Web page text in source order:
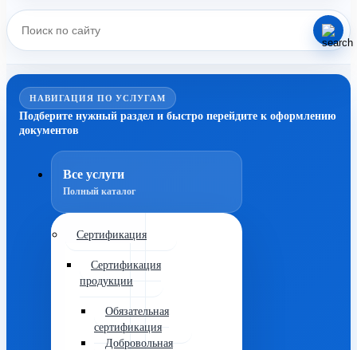
НАВИГАЦИЯ ПО УСЛУГАМ
Подберите нужный раздел и быстро перейдите к оформлению
документов
Все услуги
Полный каталог
Сертификация
Сертификация
продукции
Обязательная
сертификация
Добровольная